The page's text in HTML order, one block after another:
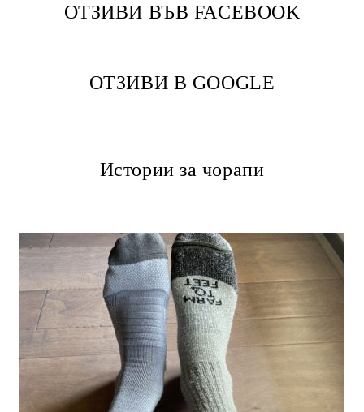
ОТЗИВИ ВЪВ FACEBOOK
ОТЗИВИ В GOOGLE
Истории за чорапи